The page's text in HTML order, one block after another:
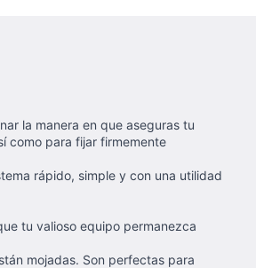
la manera en que aseguras tu
como para fijar firmemente
rápido, simple y con una utilidad
tu valioso equipo permanezca
mojadas. Son perfectas para